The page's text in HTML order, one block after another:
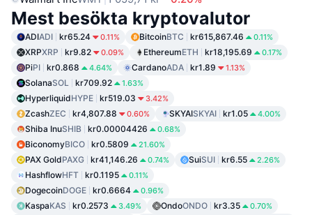
Mest besökta kryptovalutor
ADIADI kr65.24 0.11% BitcoinBTC kr615,867.46 0.11%
XRPXRP kr9.82 0.09% EthereumETH kr18,195.69 0.17%
PiPI kr0.868 4.64% CardanoADA kr1.89 1.13%
SolanaSOL kr709.92 1.63%
HyperliquidHYPE kr519.03 3.42%
ZcashZEC kr4,807.88 0.60% SKYAISKYAI kr1.05 4.00%
Shiba InuSHIB kr0.00004426 0.68%
BiconomyBICO kr0.5809 21.60%
PAX GoldPAXG kr41,146.26 0.74% SuiSUI kr6.55 2.26%
HashflowHFT kr0.1195 0.11%
DogecoinDOGE kr0.6664 0.96%
KaspaKAS kr0.2573 3.49% OndoONDO kr3.35 0.70%